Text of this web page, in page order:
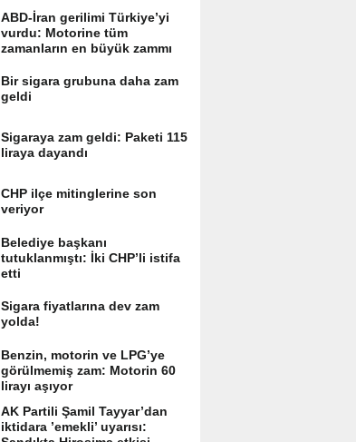
ABD-İran gerilimi Türkiye’yi
vurdu: Motorine tüm
zamanların en büyük zammı
Bir sigara grubuna daha zam
geldi
Sigaraya zam geldi: Paketi 115
liraya dayandı
CHP ilçe mitinglerine son
veriyor
Belediye başkanı
tutuklanmıştı: İki CHP’li istifa
etti
Sigara fiyatlarına dev zam
yolda!
Benzin, motorin ve LPG’ye
görülmemiş zam: Motorin 60
lirayı aşıyor
AK Partili Şamil Tayyar’dan
iktidara ’emekli’ uyarısı: